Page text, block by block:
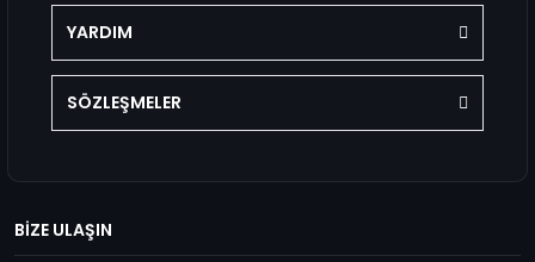
YARDIM
SÖZLEŞMELER
BİZE ULAŞIN